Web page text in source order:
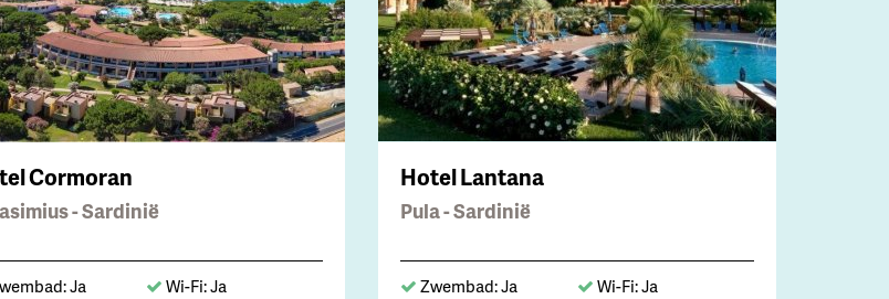
Cormoran
- Sardinië
Ja
Wi-Fi: Ja
Hotel Lantana
Pula - Sardinië
Zwembad: Ja
Wi-Fi: Ja